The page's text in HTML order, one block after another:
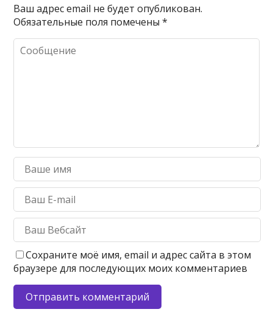
Ваш адрес email не будет опубликован.
Обязательные поля помечены*
Сохраните моё имя, email и адрес сайта в этом
браузере для последующих моих комментариев